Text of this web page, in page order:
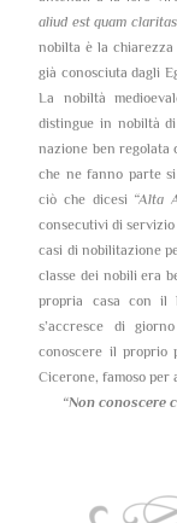
aliud est quam
nobilta è la chiarezza
già conosciuta dagli
La nobiltà
distingue in nobiltà
nazione ben regolata
che ne fanno parte
ciò che dicesi “Alta
consecutivi di
casi di nobilitazione
classe dei nobili era
propria casa con il
s’accresce di
conoscere il proprio
Cicerone, famoso per
“Non conoscere